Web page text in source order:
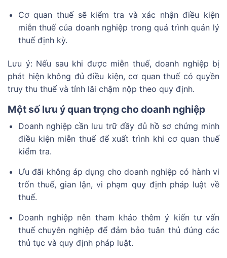
Cơ quan thuế sẽ kiểm tra và xác nhận điều kiện
miễn thuế của doanh nghiệp trong quá trình quản lý
thuế định kỳ.
Lưu ý: Nếu sau khi được miễn thuế, doanh nghiệp bị
phát hiện không đủ điều kiện, cơ quan thuế có quyền
truy thu thuế và tính lãi chậm nộp theo quy định.
Một số lưu ý quan trọng cho doanh nghiệp
Doanh nghiệp cần lưu trữ đầy đủ hồ sơ chứng minh
điều kiện miễn thuế để xuất trình khi cơ quan thuế
kiểm tra.
Ưu đãi không áp dụng cho doanh nghiệp có hành vi
trốn thuế, gian lận, vi phạm quy định pháp luật về
thuế.
Doanh nghiệp nên tham khảo thêm ý kiến tư vấn
thuế chuyên nghiệp để đảm bảo tuân thủ đúng các
thủ tục và quy định pháp luật.